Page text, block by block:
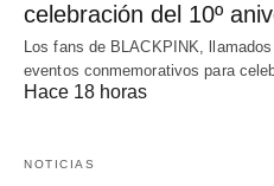
celebración del 10º
Los fans de BLACKPINK,
eventos conmemorativos para
Hace 18 horas
NOTICIAS